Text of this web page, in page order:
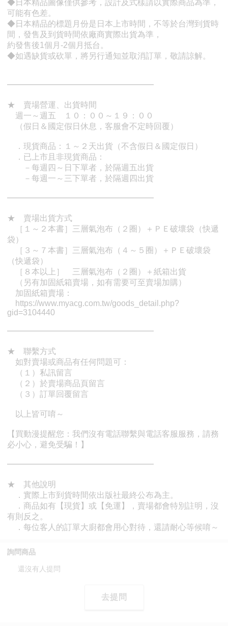
詢問商品
還沒有人提問
去提問